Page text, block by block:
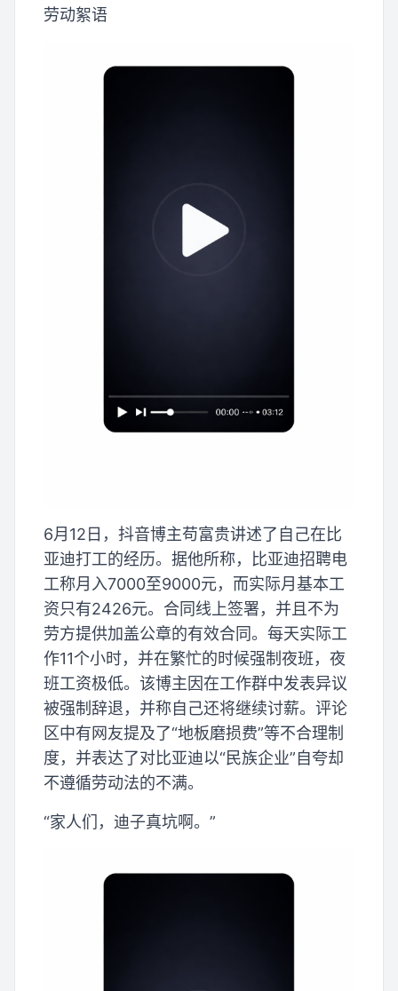
劳动絮语
6月12日，抖音博主苟富贵讲述了自己在比
亚迪打工的经历。据他所称，比亚迪招聘电
工称月入7000至9000元，而实际月基本工
资只有2426元。合同线上签署，并且不为
劳方提供加盖公章的有效合同。每天实际工
作11个小时，并在繁忙的时候强制夜班，夜
班工资极低。该博主因在工作群中发表异议
被强制辞退，并称自己还将继续讨薪。评论
区中有网友提及了“地板磨损费”等不合理制
度，并表达了对比亚迪以“民族企业”自夸却
不遵循劳动法的不满。
“家人们，迪子真坑啊。”